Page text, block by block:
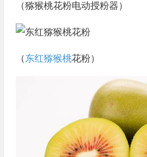
（猕猴桃花粉电动授粉器）
（东红猕猴桃花粉）